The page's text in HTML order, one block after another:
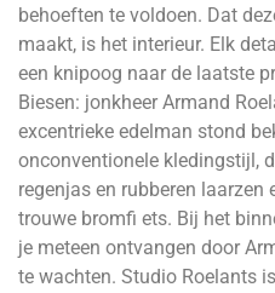
behoeften te voldoen. Dat
maakt, is het interieur. Elk
een knipoog naar de laatste
Biesen: jonkheer Armand
excentrieke edelman stond
onconventionele kledingstijl,
regenjas en rubberen laarzen
trouwe bromfi ets. Bij het
je meteen ontvangen door
te wachten. Studio Roelants